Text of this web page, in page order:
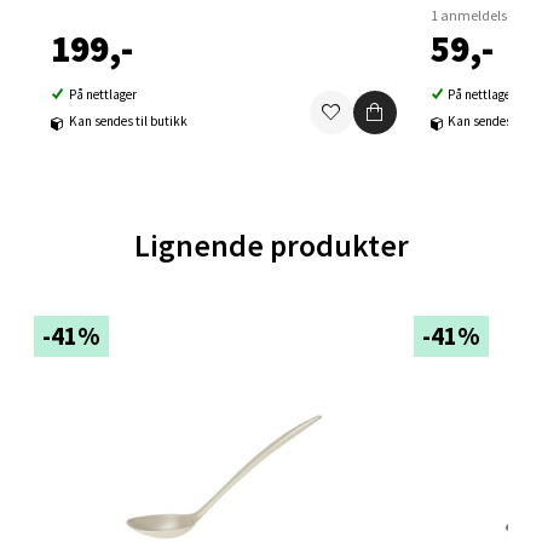
199,-
På nettlager
Kan sendes til butikk
1 anmeldelse
59,-
På nettlager
Kan sendes til
Lignende produkter
-41% -41%
Velg
Ski Storsenter, Jernbanesvingen 6, 1400 Ski
0 i butikk
Sortland - Sortland Storsenter